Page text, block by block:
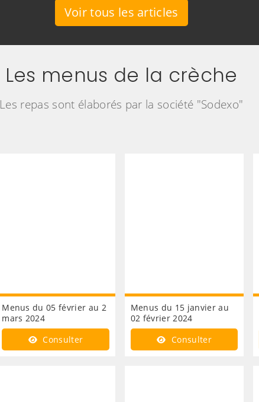
Voir tous les articles
Les menus de la crèche
Les repas sont élaborés par la société "Sodexo"
Menus du 05 février au 2
mars 2024
Consulter
Menus du 15 janvier au
02 février 2024
Consulter